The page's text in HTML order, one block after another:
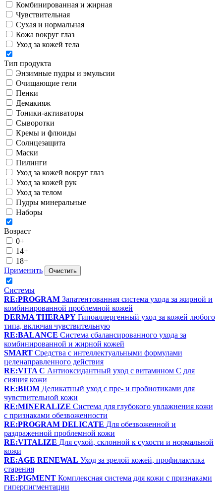
Комбинированная и жирная
Чувствительная
Сухая и нормальная
Кожа вокруг глаз
Уход за кожей тела
Тип продукта
Энзимные пудры и эмульсии
Очищающие гели
Пенки
Демакияж
Тоники-активаторы
Сыворотки
Кремы и флюиды
Солнцезащита
Маски
Пилинги
Уход за кожей вокруг глаз
Уход за кожей рук
Уход за телом
Пудры минеральные
Наборы
Возраст
0+
14+
18+
Применить
Очистить
Системы
RE:PROGRAM Запатентованная система ухода за жирной и
комбинированной проблемной кожей
DERMA THERAPY Гипоаллергенный уход за кожей любого
типа, включая чувствительную
RE:BALANCE Система сбалансированного ухода за
комбинированной и жирной кожей
SMART Средства с интеллектуальными формулами
целенаправленного действия
RE:VITA C Антиоксидантный уход с витамином С для
сияния кожи
RE:BIOM Деликатный уход с пре- и пробиотиками для
чувствительной кожи
RE:MINERALIZE Система для глубокого увлажнения кожи
с признаками обезвоженности
RE:PROGRAM DELICATE Для обезвоженной и
раздраженной проблемной кожи
RE:VITALIZE Для сухой, склонной к сухости и нормальной
кожи
RE:AGE RENEWAL Уход за зрелой кожей, профилактика
старения
RE:PIGMENT Комплексная система для кожи с признаками
гиперпигментации